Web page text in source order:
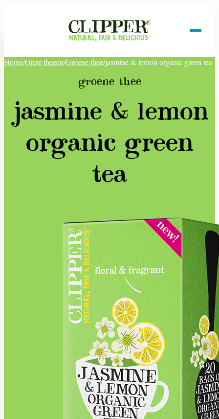
Home/Onze theeën/Groene thee/jasmine & lemon organic green tea
groene thee
jasmine & lemon
organic green
tea